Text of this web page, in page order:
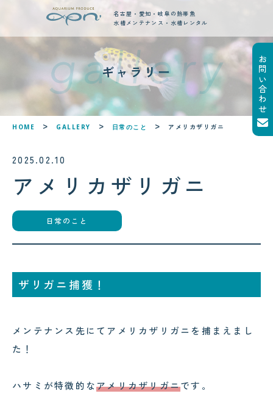
名古屋・愛知・岐阜の熱帯魚
水槽メンテナンス・水槽レンタル
new posts
最新ブログ記事
2026.08.05
コクテンフグの意外な一面！海水
水槽メンテナンスで起きた出来事
2026.08.03
2026.07.28
お問い合わせ
ギャラリー
HOME GALLERY 日常のこと アメリカザリガニ
2025.02.10
アメリカザリガニ
日常のこと
ザリガニ捕獲！
メンテナンス先にてアメリカザリガニを捕まえまし
た！
ハサミが特徴的なアメリカザリガニです。